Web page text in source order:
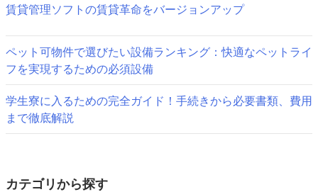
賃貸管理ソフトの賃貸革命をバージョンアップ
ペット可物件で選びたい設備ランキング：快適なペットライ
フを実現するための必須設備
学生寮に入るための完全ガイド！手続きから必要書類、費用
まで徹底解説
カテゴリから探す